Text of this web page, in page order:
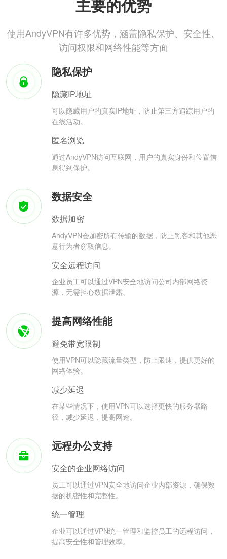
主要的优势
使用AndyVPN有许多优势，涵盖隐私保护、安全性、
访问权限和网络性能等方面
隐私保护
隐藏IP地址
可以隐藏用户的真实IP地址，防止第三方追踪用户的
在线活动。
匿名浏览
通过AndyVPN访问互联网，用户的真实身份和位置信
息得到保护。
数据安全
数据加密
AndyVPN会加密所有传输的数据，防止黑客和其他恶
意行为者窃取信息。
安全远程访问
企业员工可以通过VPN安全地访问公司内部网络资
源，无需担心数据泄露。
提高网络性能
避免带宽限制
使用VPN可以隐藏流量类型，防止限速，提供更好的
网络体验。
减少延迟
在某些情况下，使用VPN可以选择更快的服务器路
径，减少延迟，提高网速。
远程办公支持
安全的企业网络访问
员工可以通过VPN安全地访问企业内部资源，确保数
据的机密性和完整性。
统一管理
企业可以通过VPN统一管理和监控员工的远程访问，
提高安全性和管理效率。